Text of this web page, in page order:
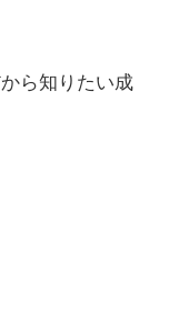
ら知りたい成